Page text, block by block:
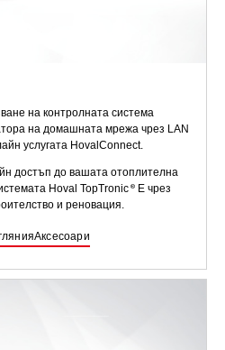
на контролната система
на домашната мрежа чрез LAN
услугата HovalConnect.
достъп до вашата отоплителна
Hoval TopTronic
E чрез
и реновация.
Аксесоари